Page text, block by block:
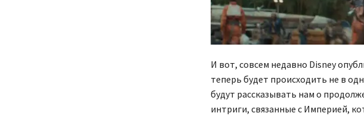
И вот, совсем недавно Disney
теперь будет происходить не в
будут рассказывать нам о
интриги, связанные с Империей,